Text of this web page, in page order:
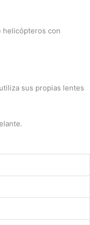
helicópteros con
sus propias lentes